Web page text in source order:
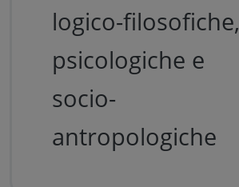
logico-filosofiche,
psicologiche e
socio-
antropologiche